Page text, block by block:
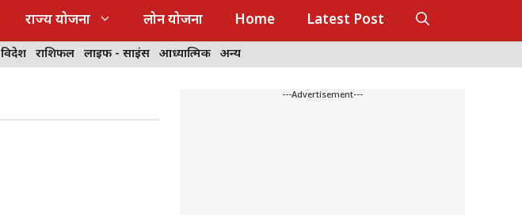
राज्य योजना लोन योजना Home Latest Post
विदेश राशिफल लाइफ - साइंस आध्यात्मिक अन्य
---Advertisement---